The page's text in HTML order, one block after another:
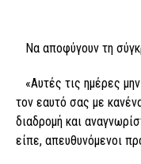
Να αποφύγουν τη
«Αυτές τις ημέρες
τον εαυτό σας με
διαδρομή και
είπε, απευθυνόμενοι